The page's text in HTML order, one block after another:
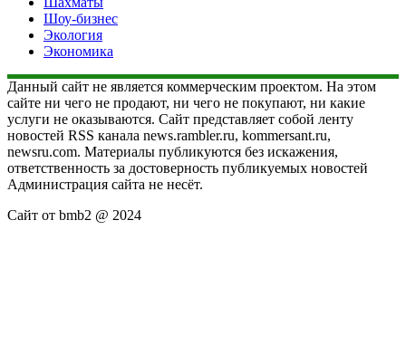
Шоу-бизнес
Экология
Экономика
Данный сайт не является коммерческим проектом. На этом
сайте ни чего не продают, ни чего не покупают, ни какие
услуги не оказываются. Сайт представляет собой ленту
новостей RSS канала news.rambler.ru, kommersant.ru,
newsru.com. Материалы публикуются без искажения,
ответственность за достоверность публикуемых новостей
Администрация сайта не несёт.
Сайт от bmb2 @ 2024